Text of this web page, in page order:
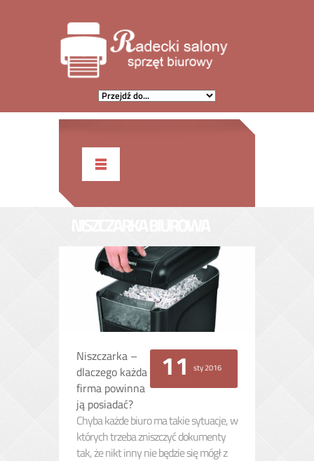
11 sty 2016
Niszczarka –
dlaczego każda
firma powinna
ją posiadać?
Chyba każde biuro ma takie sytuacje, w
których trzeba zniszczyć dokumenty
tak, że nikt inny nie będzie się mógł z